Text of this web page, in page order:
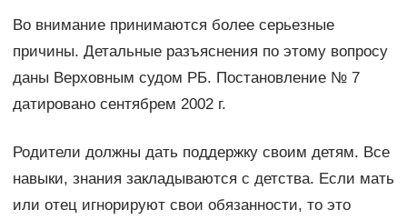
Во внимание принимаются более серьезные
причины. Детальные разъяснения по этому вопросу
даны Верховным судом РБ. Постановление № 7
датировано сентябрем 2002 г.
Родители должны дать поддержку своим детям. Все
навыки, знания закладываются с детства. Если мать
или отец игнорируют свои обязанности, то это